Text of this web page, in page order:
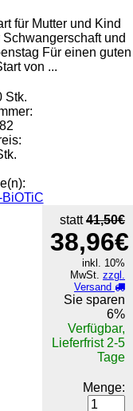
für Mutter und Kind
und
Für einen guten
von ...
Stk.
statt41,50€
38,96€
inkl. 10%
MwSt. zzgl.
Versand
Sie sparen
6%
Verfügbar,
Lieferfrist 2-5
Tage
Menge: